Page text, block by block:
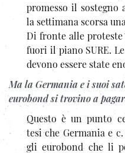
promesso il sostegno
la settimana scorsa
Di fronte alle
fuori il piano SURE.
devono essere state
Ma la Germania e i suoi
eurobond si trovino a
Questo è un punto
tesi che Germania e
gli eurobond che li